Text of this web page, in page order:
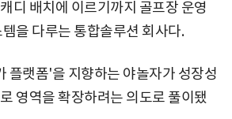
디 배치에 이르기까지 골프장 운영
을 다루는 통합솔루션 회사다.
플랫폼'을 지향하는 야놀자가 성장성
영역을 확장하려는 의도로 풀이됐